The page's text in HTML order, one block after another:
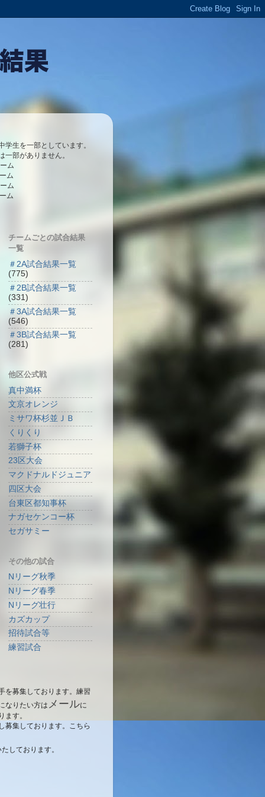
生を一部としています。
一部がありません。
ム
ム
ム
ム
チームごとの試合結果
一覧
＃2A試合結果一覧
(775)
＃2B試合結果一覧
(331)
＃3A試合結果一覧
(546)
＃3B試合結果一覧
(281)
他区公式戦
真中満杯
文京オレンジ
ミサワ杯杉並ＪＢ
くりくり
若獅子杯
23区大会
マクドナルドジュニア
四区大会
台東区都知事杯
ナガセケンコー杯
セガサミー
その他の試合
Nリーグ秋季
Nリーグ春季
Nリーグ壮行
カズカップ
招待試合等
練習試合
募集しております。練習
なりたい方は メールに
ます。
集しております。こちら
しております。